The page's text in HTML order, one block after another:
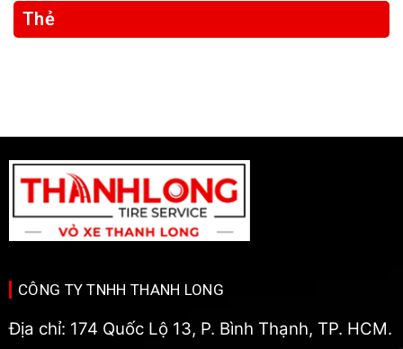
Thẻ
CÔNG TY TNHH THANH LONG
Địa chỉ: 174 Quốc Lộ 13, P. Bình Thạnh, TP. HCM.